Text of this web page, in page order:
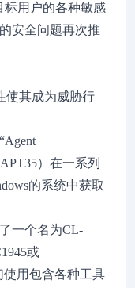
标用户的各种敏感
安全问题再次推
使其成为威胁行
）在一系列
的系统中获取
一个名为CL-
或
使用包含各种工具